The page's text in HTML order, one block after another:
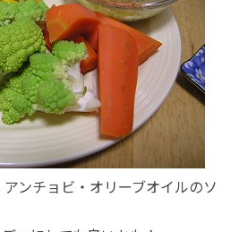
ンチョビ・オリーブオイルのソ